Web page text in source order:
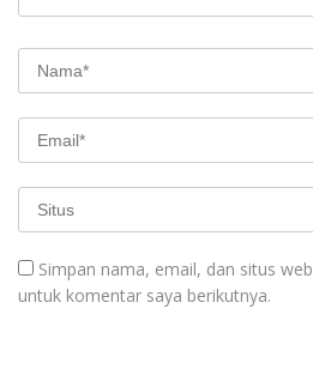
Simpan nama, email, dan situs
untuk komentar saya berikutnya.